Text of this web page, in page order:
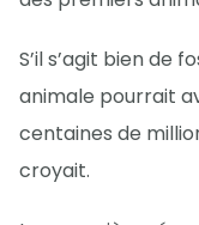
S’il s’agit bien de
animale pourrait
centaines de
croyait.